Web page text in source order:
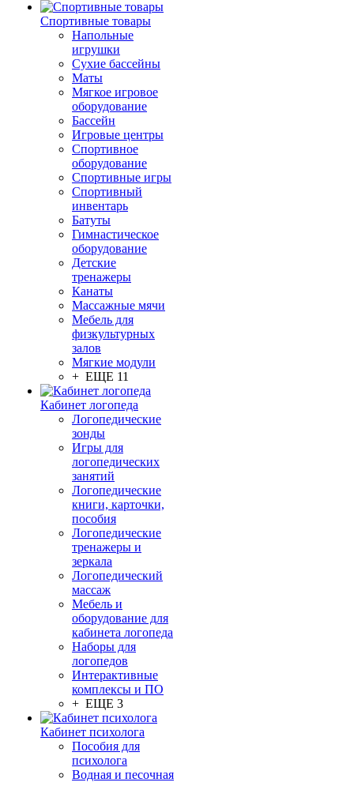
Спортивные товары
Напольные
игрушки
Сухие бассейны
Маты
Мягкое игровое
оборудование
Бассейн
Игровые центры
Спортивное
оборудование
Спортивные игры
Спортивный
инвентарь
Батуты
Гимнастическое
оборудование
Детские
тренажеры
Канаты
Массажные мячи
Мебель для
физкультурных
залов
Мягкие модули
+ ЕЩЕ 11
Кабинет логопеда
Логопедические
зонды
Игры для
логопедических
занятий
Логопедические
книги, карточки,
пособия
Логопедические
тренажеры и
зеркала
Логопедический
массаж
Мебель и
оборудование для
кабинета логопеда
Наборы для
логопедов
Интерактивные
комплексы и ПО
+ ЕЩЕ 3
Кабинет психолога
Пособия для
психолога
Водная и песочная